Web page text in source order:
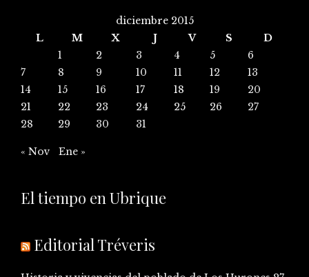
diciembre 2015
L
M X J V S
D
1
2 3 4 5
6
7
8 9 10 11 12
13
14
15 16 17 18 19
20
21
22 23 24 25 26
27
28
29 30 31
« Nov Ene »
El tiempo en Ubrique
Editorial Tréveris